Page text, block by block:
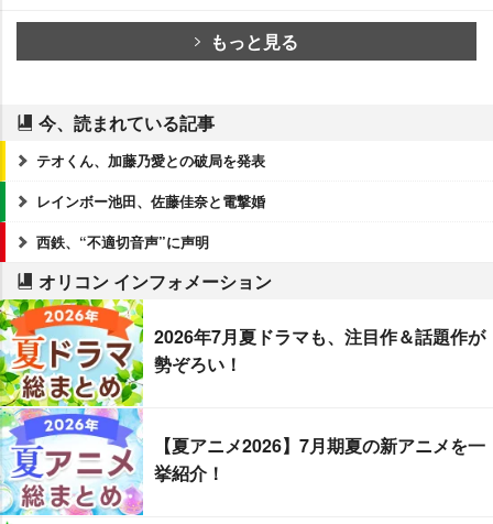
もっと見る
今、読まれている記事
テオくん、加藤乃愛との破局を発表
レインボー池田、佐藤佳奈と電撃婚
西鉄、“不適切音声”に声明
オリコン インフォメーション
2026年7月夏ドラマも、注目作＆話題作が
勢ぞろい！
【夏アニメ2026】7月期夏の新アニメを一
挙紹介！